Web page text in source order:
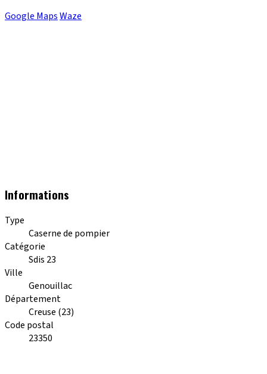
Google MapsWaze
Informations
Type
Caserne de pompier
Catégorie
Sdis 23
Ville
Genouillac
Département
Creuse (23)
Code postal
23350